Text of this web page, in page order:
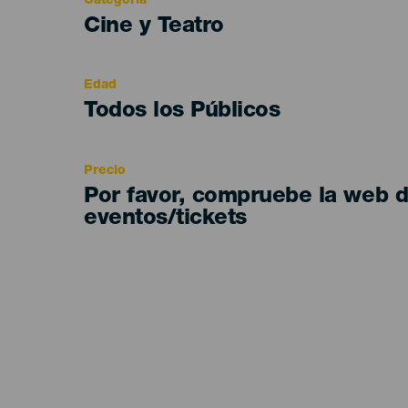
Categoría
Cine y Teatro
Edad
Edad
Todos los Públicos
Precio
Por favor, compruebe la web
eventos/tickets